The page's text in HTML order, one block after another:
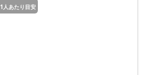
1人あたり目安